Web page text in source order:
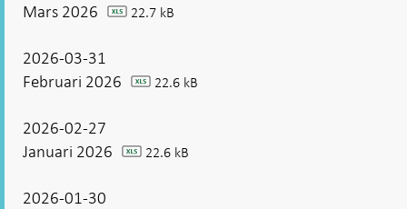
Mars 2026 xlsx 22.7 kB
2026-03-31
Februari 2026 xlsx 22.6 kB
2026-02-27
Januari 2026 xlsx 22.6 kB
2026-01-30